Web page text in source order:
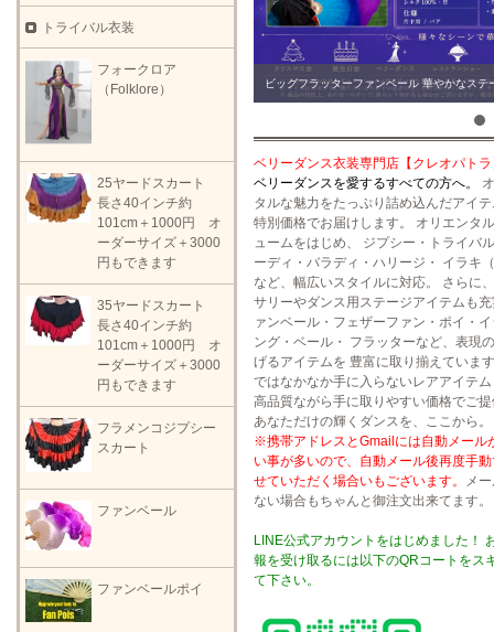
ビッグフラッターファンベール 華やかなステ
ベリーダンス衣装専門店【クレオパト
ベリーダンスを愛するすべての方へ。
タルな魅力をたっぷり詰め込んだアイ
特別価格でお届けします。 オリエンタ
ュームをはじめ、 ジプシー・トライバ
ーディ・バラディ・ハリージ・ イラキ
など、幅広いスタイルに対応。 さらに
サリーやダンス用ステージアイテムも
ァンベール・フェザーファン・ポイ・
ング・ベール・ フラッターなど、表現
げるアイテムを 豊富に取り揃えていま
ではなかなか手に入らないレアアイテ
高品質ながら手に取りやすい価格でご
あなただけの輝くダンスを、ここから。
※携帯アドレスとGmailには自動メール
い事が多いので、自動メール後再度手
せていただく場合いもございます。
メ
ない場合もちゃんと御注文出来てます。
LINE公式アカウントをはじめました！
報を受け取るには以下のQRコートをス
て下さい。
トライバル衣装
フォークロア
（Folklore）
25ヤードスカート
長さ40インチ約
101cm＋1000円 オ
ーダーサイズ＋3000
円もできます
35ヤードスカート
長さ40インチ約
101cm＋1000円 オ
ーダーサイズ＋3000
円もできます
フラメンコジプシー
スカート
ファンベール
ファンベールポイ